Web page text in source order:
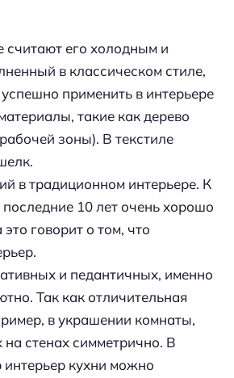
считают его холодным и
в классическом стиле,
применить в интерьере
такие как дерево
зоны). В текстиле
в традиционном интерьере. К
10 лет очень хорошо
говорит о том, что
и педантичных, именно
Так как отличительная
в украшении комнаты,
стенах симметрично. В
кухни можно